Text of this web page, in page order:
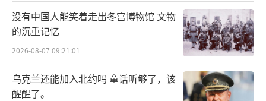
没有中国人能笑着走出冬宫博物馆 文物
的沉重记忆
2026-08-07 09:21:01
乌克兰还能加入北约吗 童话听够了，该
醒醒了。